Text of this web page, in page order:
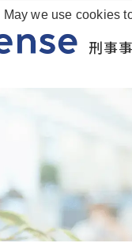
刑事
May we use cookies